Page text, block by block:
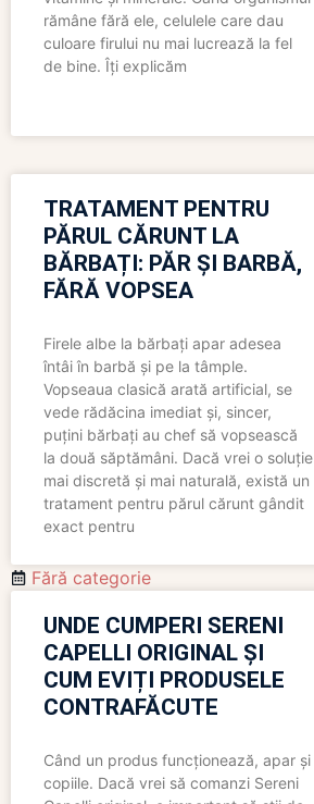
rămâne fără ele, celulele care dau
culoare firului nu mai lucrează la fel
de bine. Îți explicăm
TRATAMENT PENTRU
PĂRUL CĂRUNT LA
BĂRBAȚI: PĂR ȘI BARBĂ,
FĂRĂ VOPSEA
Firele albe la bărbați apar adesea
întâi în barbă și pe la tâmple.
Vopseaua clasică arată artificial, se
vede rădăcina imediat și, sincer,
puțini bărbați au chef să vopsească
la două săptămâni. Dacă vrei o soluție
mai discretă și mai naturală, există un
tratament pentru părul cărunt gândit
exact pentru
Fără categorie
UNDE CUMPERI SERENI
CAPELLI ORIGINAL ȘI
CUM EVIȚI PRODUSELE
CONTRAFĂCUTE
Când un produs funcționează, apar și
copiile. Dacă vrei să comanzi Sereni